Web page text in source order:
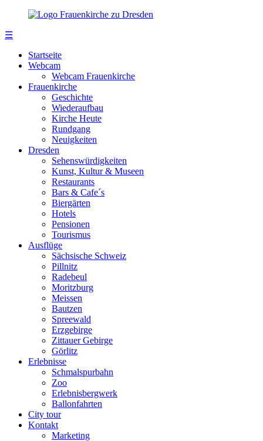
☰
Startseite
Webcam
Webcam Frauenkirche
Frauenkirche
Geschichte
Wiederaufbau
Kirche Heute
Rundgang
Neuigkeiten
Dresden
Sehenswürdigkeiten
Kunst, Kultur & Museen
Restaurants
Bars & Cafe´s
Biergärten
Hotels
Pensionen
Tourismus
Ausflüge
Sächsische Schweiz
Pillnitz
Radebeul
Moritzburg
Meissen
Bautzen
Spreewald
Erzgebirge
Zittauer Gebirge
Görlitz
Erlebnisse
Schmalspurbahn
Zoo
Erlebnisbergwerk
Ballonfahrten
City tour
Kontakt
Marketing